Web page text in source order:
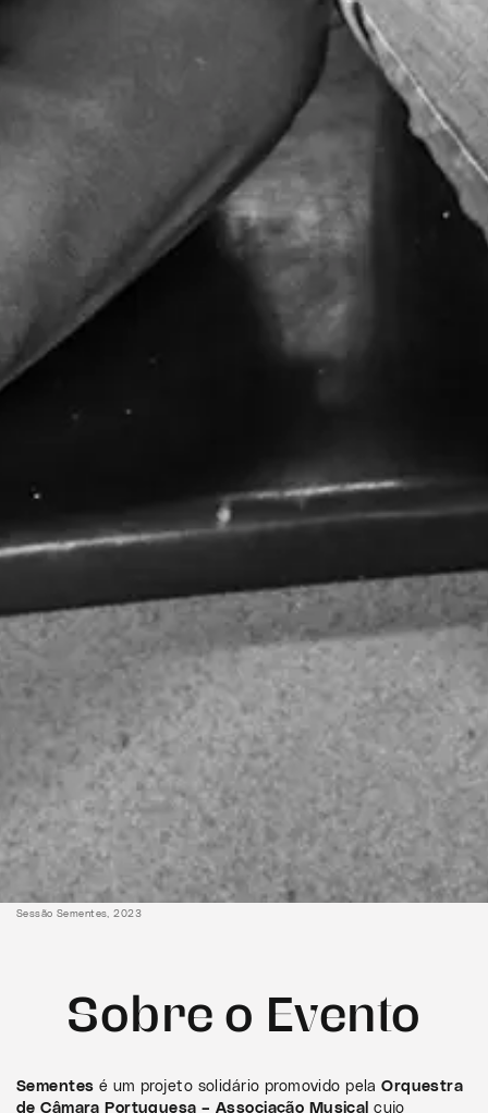
Sessão Sementes, 2023
Sobre o Evento
Sementes é um projeto solidário promovido pelaOrquestra
de Câmara Portuguesa – Associação Musical cujo